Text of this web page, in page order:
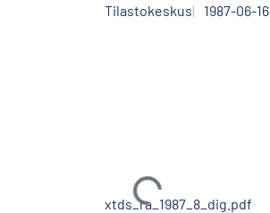
Tilastokeskus 1987-06-16
xtds_ra_1987_8_dig.pdf